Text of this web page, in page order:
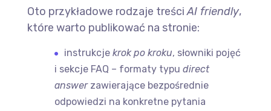
Oto przykładowe rodzaje treściAI friendly,
które warto publikować na stronie:
instrukcje krok po kroku, słowniki pojęć
i sekcje FAQ – formaty typu direct
answer zawierające bezpośrednie
odpowiedzi na konkretne pytania